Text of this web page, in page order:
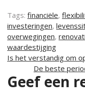
Tags: financiële,
investeringen,
overwegingen,
waardestijging
Is het verstandig om
De beste
Geef een